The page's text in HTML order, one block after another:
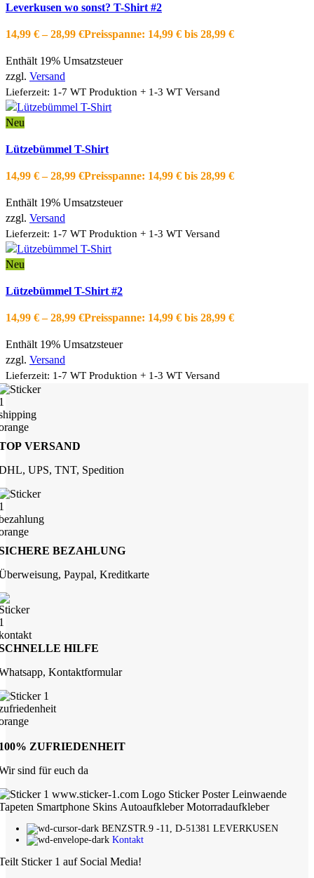
Die Optionen können auf der Produktseite gewählt werden
Zur Wishlist hinzufügen
Leverkusen wo sonst? T-Shirt #2
14,99 € –28,99 €Preisspanne: 14,99 € bis 28,99 €
Enthält 19% Umsatzsteuer
zzgl. Versand
Lieferzeit: 1-7 WT Produktion + 1-3 WT Versand
Neu
Die Optionen können auf der Produktseite gewählt werden
Zur Wishlist hinzufügen
Lützebümmel T-Shirt
14,99 € –28,99 €Preisspanne: 14,99 € bis 28,99 €
Enthält 19% Umsatzsteuer
zzgl. Versand
Lieferzeit: 1-7 WT Produktion + 1-3 WT Versand
Neu
Die Optionen können auf der Produktseite gewählt werden
Zur Wishlist hinzufügen
Lützebümmel T-Shirt #2
14,99 € –28,99 €Preisspanne: 14,99 € bis 28,99 €
Enthält 19% Umsatzsteuer
zzgl. Versand
Lieferzeit: 1-7 WT Produktion + 1-3 WT Versand
VERSAND
UPS, TNT, Spedition
BEZAHLUNG
Paypal, Kreditkarte
HILFE
Kontaktformular
ZUFRIEDENHEIT
sind für euch da
BENZSTR.9 -11, D-51381 LEVERKUSEN
Kontakt
Sticker 1 auf Social Media!